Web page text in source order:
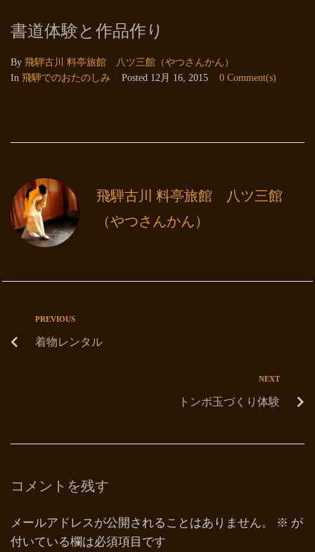
書道体験と作品作り
By 飛騨古川 料亭旅館 八ツ三館（やつさんかん）
In 飛騨でのおたのしみ Posted 12月 16, 2015 0 Comment(s)
飛騨古川 料亭旅館 八ツ三館
（やつさんかん）
PREVIOUS
着物レンタル
NEXT
トンボ玉づくり体験
コメントを残す
メールアドレスが公開されることはありません。 ※ が
付いている欄は必須項目です